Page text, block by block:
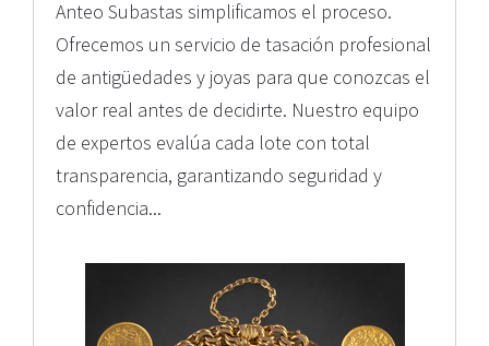
Anteo Subastas simplificamos el proceso.
Ofrecemos un servicio de tasación profesional
de antigüedades y joyas para que conozcas el
valor real antes de decidirte. Nuestro equipo
de expertos evalúa cada lote con total
transparencia, garantizando seguridad y
confidencia...